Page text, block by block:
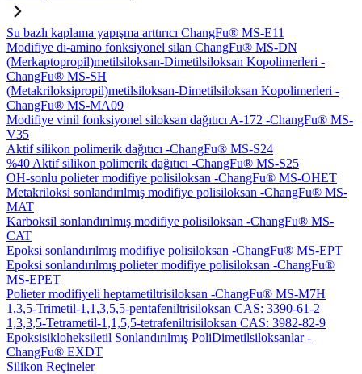
Su bazlı kaplama yapışma arttırıcı ChangFu® MS-E11
Modifiye di-amino fonksiyonel silan ChangFu® MS-DN
(Merkaptopropil)metilsiloksan-Dimetilsiloksan Kopolimerleri -
ChangFu® MS-SH
(Metakriloksipropil)metilsiloksan-Dimetilsiloksan Kopolimerleri -
ChangFu® MS-MA09
Modifiye vinil fonksiyonel siloksan dağıtıcı A-172 -ChangFu® MS-
V35
Aktif silikon polimerik dağıtıcı -ChangFu® MS-S24
%40 Aktif silikon polimerik dağıtıcı -ChangFu® MS-S25
OH-sonlu polieter modifiye polisiloksan -ChangFu® MS-OHET
Metakriloksi sonlandırılmış modifiye polisiloksan -ChangFu® MS-
MAT
Karboksil sonlandırılmış modifiye polisiloksan -ChangFu® MS-
CAT
Epoksi sonlandırılmış modifiye polisiloksan -ChangFu® MS-EPT
Epoksi sonlandırılmış polieter modifiye polisiloksan -ChangFu®
MS-EPET
Polieter modifiyeli heptametiltrisiloksan -ChangFu® MS-M7H
1,3,5-Trimetil-1,1,3,5,5-pentafeniltrisiloksan CAS: 3390-61-2
1,3,3,5-Tetrametil-1,1,5,5-tetrafeniltrisiloksan CAS: 3982-82-9
Epoksisikloheksiletil Sonlandırılmış PoliDimetilsiloksanlar -
ChangFu® EXDT
Silikon Reçineler